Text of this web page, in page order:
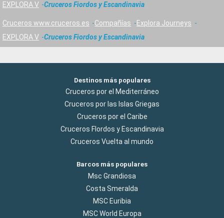
EXPLORA V
Cruceros Fiordos y Escandinavia
Cruceros www.cruceros.es Compañías
Explora Journeys
EXPLORA V
Cruceros Fiordos y Escandinavia
Destinos más populares
Cruceros por el Mediterráneo
Cruceros por las Islas Griegas
Cruceros por el Caribe
Cruceros Flordos y Escandinavia
Cruceros Vuelta al mundo
Barcos más populares
Msc Grandiosa
Costa Smeralda
MSC Euribia
MSC World Europa